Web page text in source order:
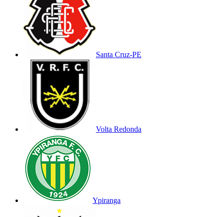
Santa Cruz-PE
Volta Redonda
Ypiranga